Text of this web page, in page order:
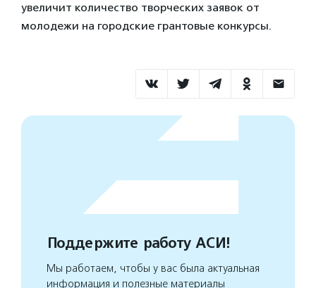
увеличит количество творческих заявок от
молодежи на городские грантовые конкурсы.
Поддержите работу АСИ!
Мы работаем, чтобы у вас была актуальная
информация и полезные материалы